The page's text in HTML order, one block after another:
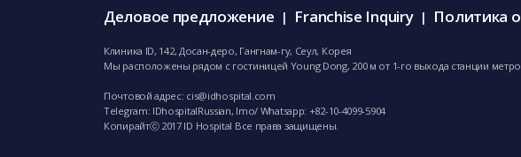
Деловое предложение | Franchise Inquiry | Политика
Клиника ID, 142, Досан-деро, Гангнам-гу, Сеул, Корея
Мы расположены рядом с гостиницей Young Dong, 200 м от 1-го выхода станции метро
Почтовой адрес: cis@idhospital.com
Telegram: IDhospitalRussian, Imo/ Whatsapp: +82-10-4099-5904
Копирайтⓒ 2017 ID Hospital Все права защищены.